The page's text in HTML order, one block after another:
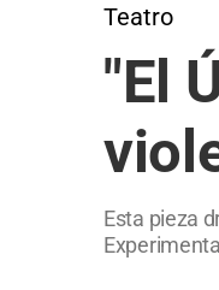
Teatro
"El
Esta pieza